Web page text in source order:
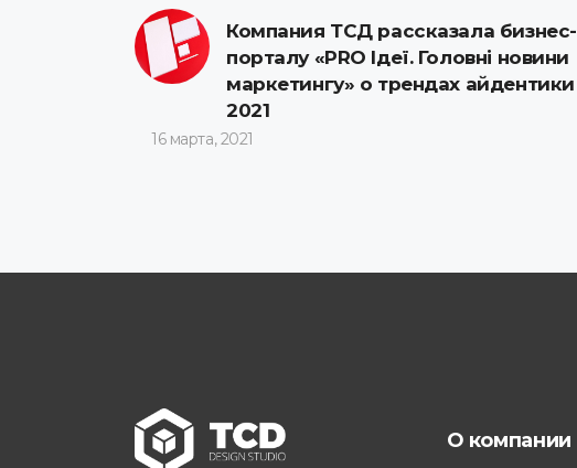
Компания ТСД рассказала бизнес-
порталу «PRO Ідеї. Головні новини
маркетингу» о трендах айдентики
2021
16 марта, 2021
О компании